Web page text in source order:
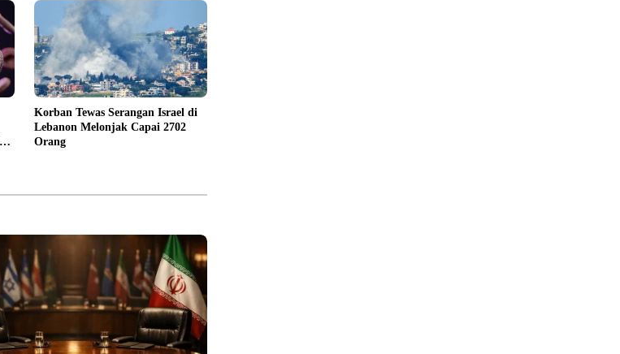
Korban Tewas Serangan Israel di
Lebanon Melonjak Capai 2702
Orang